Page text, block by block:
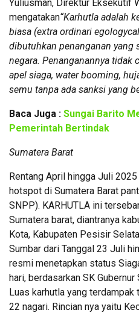
Yuliusman, Direktur Eksekutif
mengatakan“Karhutla adalah
biasa (extra ordinari
dibutuhkan penanganan yang
negara. Penanganannya tidak
apel siaga, water booming,
semu tanpa ada sanksi yang
Baca Juga : Sungai Barito
Pemerintah Bertindak
Sumatera Barat
Rentang April hingga Juli
hotspot di Sumatera Barat
SNPP). KARHUTLA ini
Sumatera barat, diantranya
Kota, Kabupaten Pesisir
Sumbar dari Tanggal 23 Juli
resmi menetapkan status
hari, berdasarkan SK Gubernur
Luas karhutla yang
22 nagari. Rincian nya yaitu